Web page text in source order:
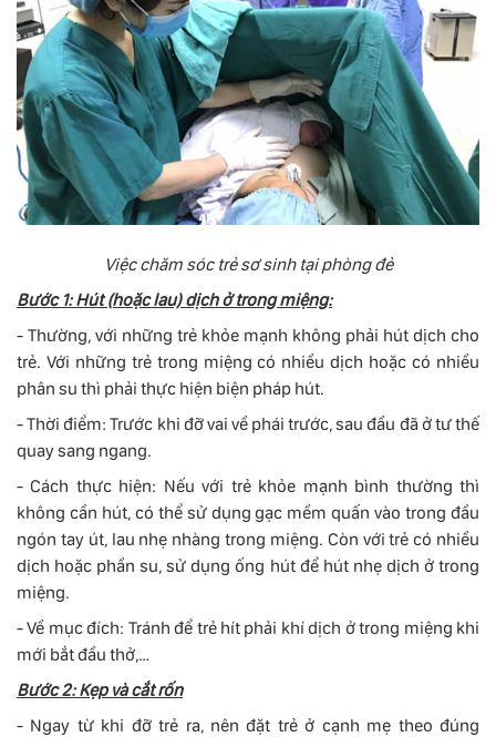
Việc chăm sóc trẻ sơ sinh tại phòng đẻ
Bước 1: Hút (hoặc lau) dịch ở trong miệng:
- Thường, với những trẻ khỏe mạnh không phải hút dịch cho
trẻ. Với những trẻ trong miệng có nhiều dịch hoặc có nhiều
phân su thì phải thực hiện biện pháp hút.
- Thời điểm: Trước khi đỡ vai về phái trước, sau đầu đã ở tư thế
quay sang ngang.
- Cách thực hiện: Nếu với trẻ khỏe mạnh bình thường thì
không cần hút, có thể sử dụng gạc mềm quấn vào trong đầu
ngón tay út, lau nhẹ nhàng trong miệng. Còn với trẻ có nhiều
dịch hoặc phần su, sử dụng ống hút để hút nhẹ dịch ở trong
miệng.
- Về mục đích: Tránh để trẻ hít phải khí dịch ở trong miệng khi
mới bắt đầu thở,…
Bước 2: Kẹp và cắt rốn
- Ngay từ khi đỡ trẻ ra, nên đặt trẻ ở cạnh mẹ theo đúng